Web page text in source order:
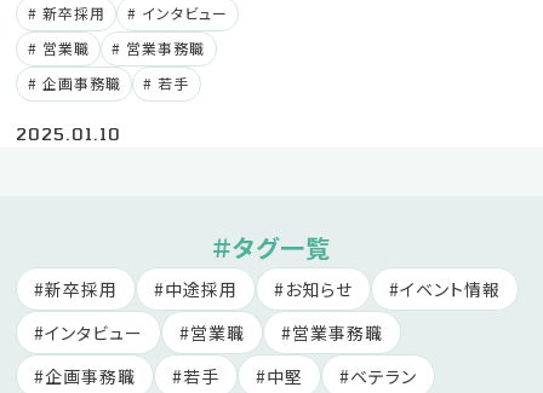
新卒採用
インタビュー
営業職
営業事務職
企画事務職
若手
2025.01.10
＃タグ一覧
新卒採用 中途採用 お知らせ
イベント情報
インタビュー
営業職
営業事務職
企画事務職
若手 中堅
ベテラン